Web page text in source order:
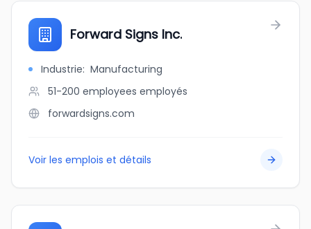
Forward Signs Inc.
Industrie: Manufacturing
51-200 employees employés
forwardsigns.com
Voir les emplois et détails